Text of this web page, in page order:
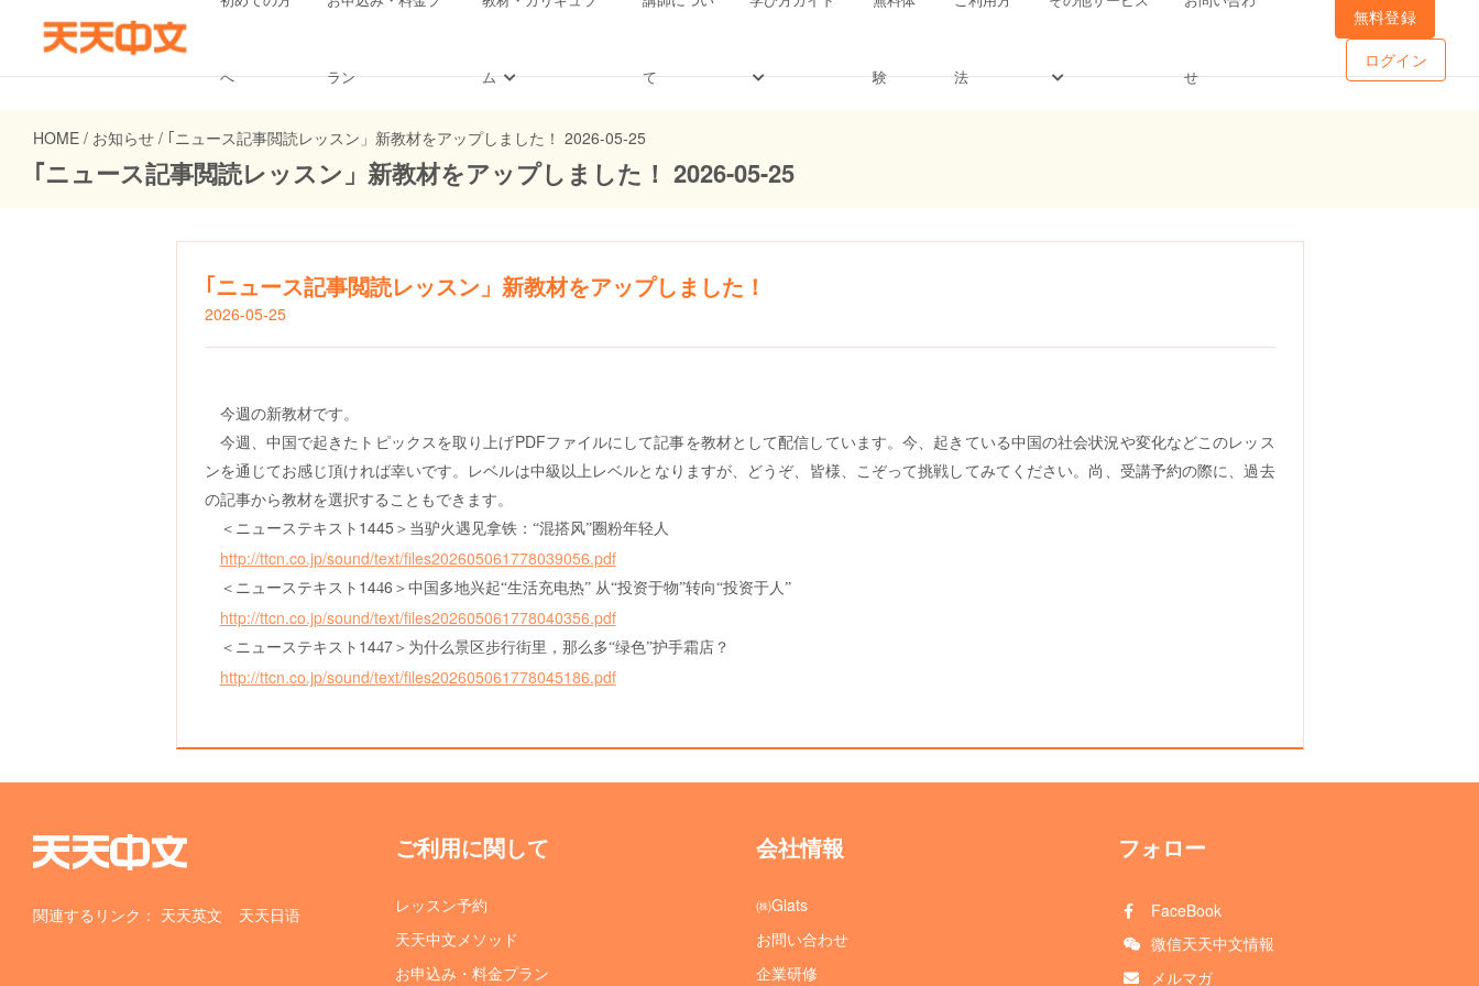
へ ラン ム て 験 法 せ
無料登録
ログイン
HOME / お知らせ / ｢ニュース記事閲読レッスン」新教材をアップしました！ 2026-05-25
｢ニュース記事閲読レッスン」新教材をアップしました！ 2026-05-25
｢ニュース記事閲読レッスン」新教材をアップしました！
2026-05-25
今週の新教材です。
今週、中国で起きたトピックスを取り上げPDFファイルにして記事を教材として配信しています。今、起きている中国の社会状況や変化などこのレッス
ンを通じてお感じ頂ければ幸いです。 レベルは中級以上レベルとなりますが、 どうぞ、皆様、 こぞって挑戦してみてください。尚、受講予約の際に、過去
の記事から教材を選択することもできます。
＜ ニューステキスト 1445 ＞ 当驴火遇见拿铁： “混搭风”圈粉年轻人
http://ttcn.co.jp/sound/text/files202605061778039056.pdf
＜ ニューステキスト 1446 ＞ 中国多地兴起“生活充电热” 从“投资于物”转向“投资于人”
http://ttcn.co.jp/sound/text/files202605061778040356.pdf
＜ ニューステキスト 1447＞ 为什么景区步行街里，那么多“绿色”护手霜店？
http://ttcn.co.jp/sound/text/files202605061778045186.pdf
関連するリンク： 天天英文 天天日语
ご利用に関して
レッスン予約
天天中文メソッド
お申込み・料金プラン
会社情報
㈱Glats
お問い合わせ
企業研修
フォロー
FaceBook
微信天天中文情報
メルマガ